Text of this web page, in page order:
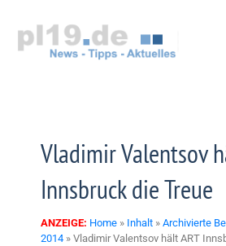
springen
Vladimir Valentsov
Innsbruck die Treue
ANZEIGE: Home » Inhalt » Archivierte
2014 » Vladimir Valentsov hält ART